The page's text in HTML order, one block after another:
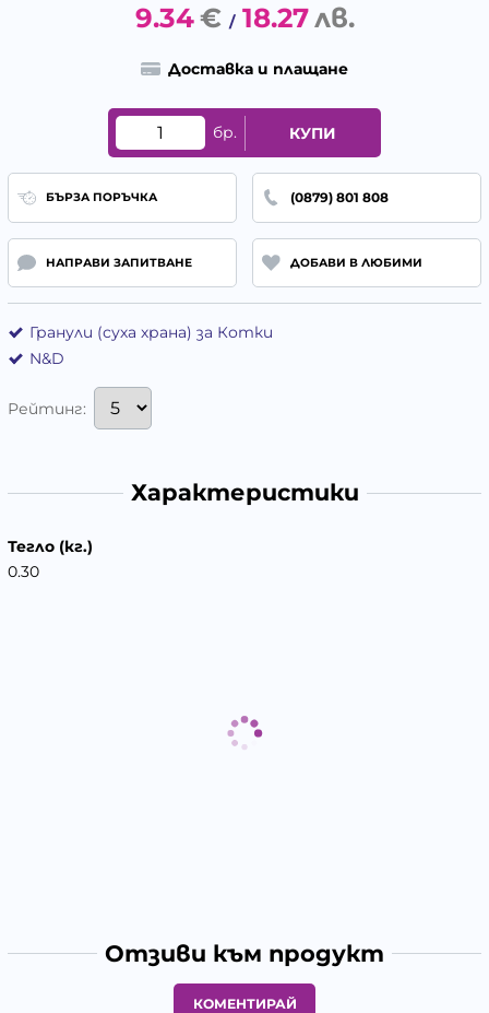
9.34€ / 18.27лв.
Доставка и плащане
бр. КУПИ
БЪРЗА ПОРЪЧКА (0879) 801 808
НАПРАВИ ЗАПИТВАНЕ ДОБАВИ В ЛЮБИМИ
Гранули (суха храна) за Котки
N&D
Рейтинг:
Характеристики
Тегло (кг.)
0.30
Отзиви към продукт
КОМЕНТИРАЙ